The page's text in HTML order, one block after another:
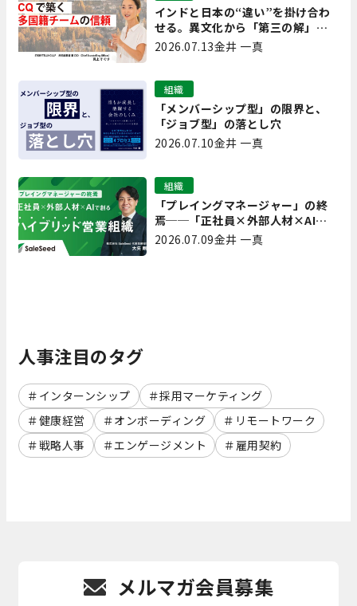
インドと日本の“違い”を掛け合わ
せる。異文化から「第三の解」を
生み出す実践【現場を変えるCQ白
2026.07.13金井 一真
「メンバーシップ型」の限界と、
「ジョブ型」の落とし穴
組織
2026.07.10金井 一真
「プレイングマネージャー」の終
焉──「正社員×外部人材×AI」
で創るハイブリッド営業組織
組織
2026.07.09金井 一真
人事注目のタグ
インターンシップ
採用マーケティング
健康経営
オンボーディング
リモートワーク
戦略人事
エンゲージメント 雇用契約
メルマガ会員募集